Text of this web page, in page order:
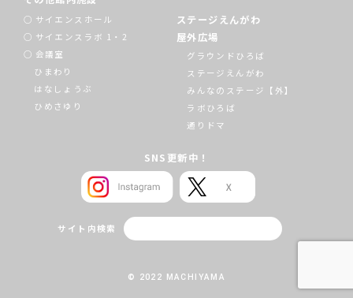
サイエンスホール
サイエンスラボ 1・2
会議室
ひまわり
はなしょうぶ
ひめさゆり
ステージえんがわ
屋外広場
グラウンドひろば
ステージえんがわ
みんなのステージ【外】
ラボひろば
通りドマ
SNS更新中！
サイト内検索
© 2022 MACHIYAMA